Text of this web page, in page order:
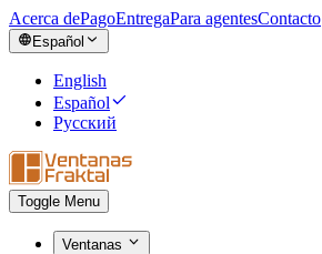
Acerca dePagoEntregaPara agentesContacto
Español
English
Español
Русский
Toggle Menu
Ventanas